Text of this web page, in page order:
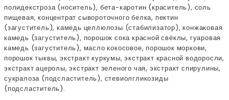
полидекстроза (носитель), бета-каротин (краситель), соль
пищевая, концентрат сывороточного белка, пектин
(загуститель), камедь целлюлозы (стабилизатор), конжаковая
камедь (загуститель), порошок сока красной свёклы, гуаровая
камедь (загуститель), масло кокосовое, порошок моркови,
порошок тыквы, экстракт куркумы, экстракт красной водоросли,
экстракт ацеролы, экстракт зеленого чая, экстракт спирулины,
сукралоза (подсластитель), стевиолгликозиды
(подсластитель).